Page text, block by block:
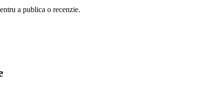
a publica o recenzie.